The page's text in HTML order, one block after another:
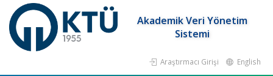
Akademik Veri Yönetim
Sistemi
Araştırmacı Girişi English